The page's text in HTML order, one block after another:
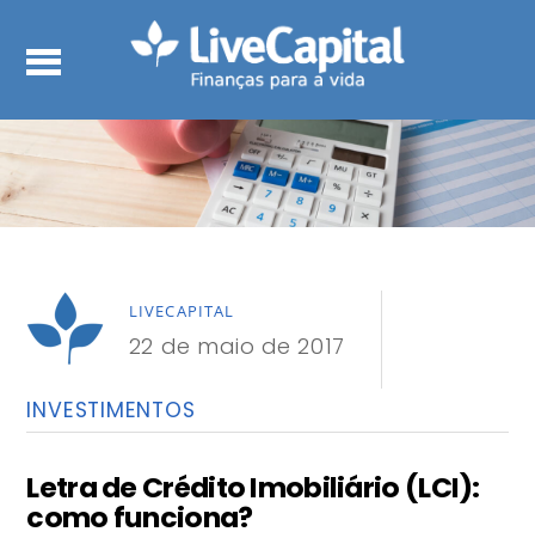
LIVECAPITAL
22 de maio de 2017
INVESTIMENTOS
Letra de Crédito Imobiliário (LCI):
como funciona?